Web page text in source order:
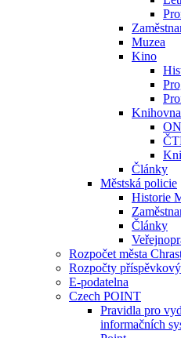
Muzea
Kino
Knihovna
Články
Městská policie
Historie
Články
Rozpočet města
Rozpočty
E-podatelna
Czech POINT
Pravidla pro
informačních